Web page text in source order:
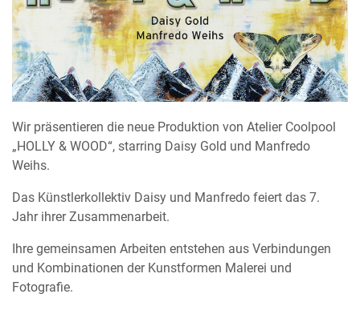
Wir präsentieren die neue Produktion von Atelier Coolpool
„HOLLY & WOOD“, starring Daisy Gold und Manfredo
Weihs.
Das Künstlerkollektiv Daisy und Manfredo feiert das 7.
Jahr ihrer Zusammenarbeit.
Ihre gemeinsamen Arbeiten entstehen aus Verbindungen
und Kombinationen der Kunstformen Malerei und
Fotografie.